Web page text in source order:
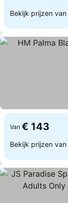
Bekijk prijzen van
Van € 143
Bekijk prijzen van